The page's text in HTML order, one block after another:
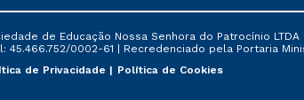
de Educação Nossa Senhora do Patrocínio
45.466.752/0002-61 | Recredenciado pela Portaria
de Privacidade
Política de Cookies